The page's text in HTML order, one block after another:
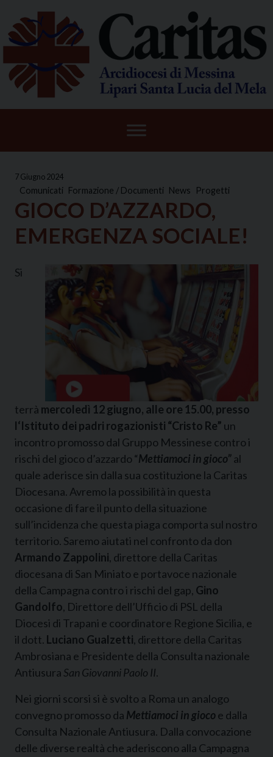
content
7 Giugno 2024
Comunicati Formazione / Documenti News Progetti
GIOCO D’AZZARDO,
EMERGENZA SOCIALE!
Si
terrà mercoledì 12 giugno, alle ore 15.00, presso
l‘Istituto dei padri rogazionisti “Cristo Re” un
incontro promosso dal Gruppo Messinese contro i
rischi del gioco d’azzardo “Mettiamoci in gioco”al
quale aderisce sin dalla sua costituzione la Caritas
Diocesana. Avremo la possibilità in questa
occasione di fare il punto della situazione
sull’incidenza che questa piaga comporta sul nostro
territorio. Saremo aiutati nel confronto da don
Armando Zappolini, direttore della Caritas
diocesana di San Miniato e portavoce nazionale
della Campagna contro i rischi del gap, Gino
Gandolfo, Direttore dell’Ufficio di PSL della
Diocesi di Trapani e coordinatore Regione Sicilia, e
il dott. Luciano Gualzetti, direttore della Caritas
Ambrosiana e Presidente della Consulta nazionale
Antiusura San Giovanni Paolo II.
Nei giorni scorsi si è svolto a Roma un analogo
convegno promosso da Mettiamoci in giocoe dalla
Consulta Nazionale Antiusura. Dalla convocazione
delle diverse realtà che aderiscono alla Campagna